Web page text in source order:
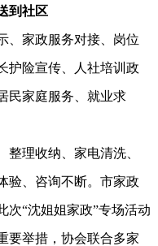
到社区
家政服务对接、岗位
护险宣传、人社培训政
民家庭服务、就业求
理收纳、家电清洗、
验、咨询不断。市家政
次“沈姐姐家政”专场活动
要举措，协会联合多家